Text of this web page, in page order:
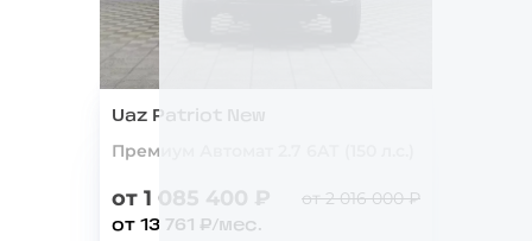
Uaz Patriot New
Премиум Автомат 2.7 6AТ (150 л.с.)
от 1 085 400 ₽ от 2 016 000 ₽
от 13 761 ₽/мес.